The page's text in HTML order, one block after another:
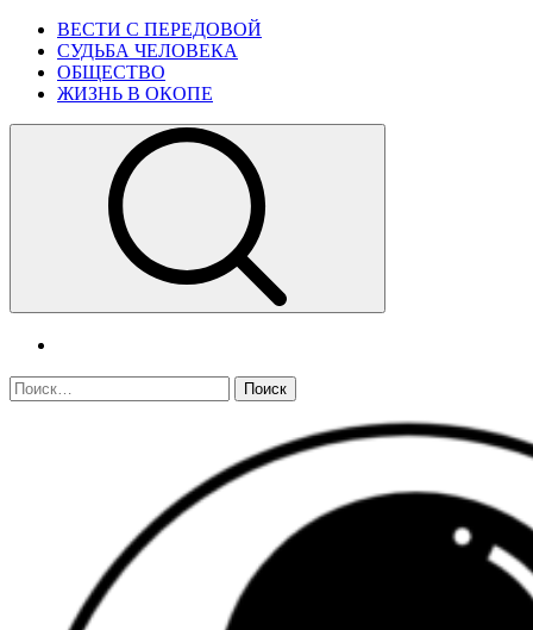
Skip
content
Primary
Menu
ВЕСТИ С ПЕРЕДОВОЙ
СУДЬБА ЧЕЛОВЕКА
ОБЩЕСТВО
ЖИЗНЬ В ОКОПЕ
Найти: